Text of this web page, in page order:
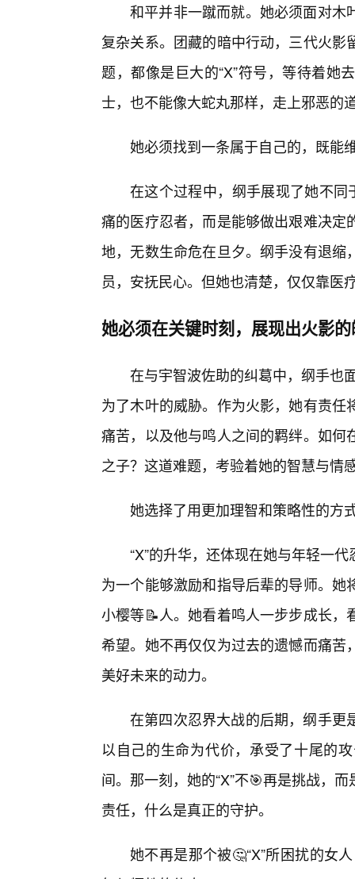
和平并非一蹴而就。她必须面对木
复杂关系。团藏的暗中行动，三代火
题，都像是巨大的“X”符号，等待着她
士，也不能像大蛇丸那样，走上邪恶的
她必须找到一条属于自己的，既能
在这个过程中，纲手展现了她不同
痛的医疗忍者，而是能够做出艰难决
地，无数生命危在旦夕。纲手没有退
员，安抚民心。但她也清楚，仅仅靠医
她必须在关键时刻，展现出火影
在与宇智波佐助的纠葛中，纲手也
为了木叶的威胁。作为火影，她有责
痛苦，以及他与鸣人之间的羁绊。如
之子？这道难题，考验着她的智慧与情
她选择了用更加理智和策略性的方
“X”的升华，还体现在她与年轻一
为一个能够激励和指导后辈的导师。
小樱等📝人。她看着鸣人一步步成长
希望。她不再仅仅为过去的遗憾而痛
美好未来的动力。
在第四次忍界大战的后期，纲手更
以自己的生命为代价，承受了十尾的
间。那一刻，她的“X”不🎯再是挑战，
责任，什么是真正的守护。
她不再是那个被🤔“X”所困扰的女